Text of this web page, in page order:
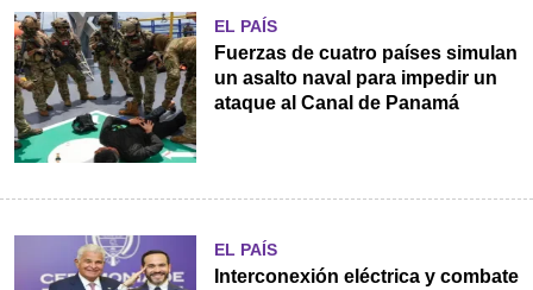
EL PAÍS
Fuerzas de cuatro países simulan
un asalto naval para impedir un
ataque al Canal de Panamá
EL PAÍS
Interconexión eléctrica y combate